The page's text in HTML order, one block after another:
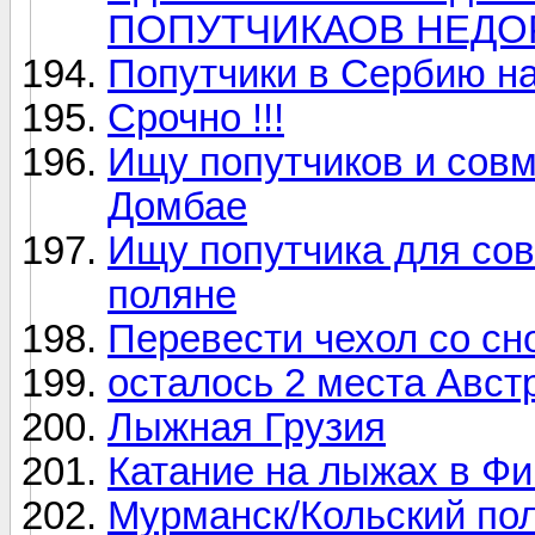
ПОПУТЧИКАОВ
Попутчики в Сербию
Срочно !!!
Ищу попутчиков и
Домбае
Ищу попутчика для
поляне
Перевести чехол со
осталось 2 места
Лыжная Грузия
Катание на лыжах в
Мурманск/Кольский